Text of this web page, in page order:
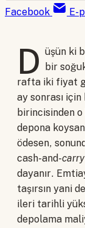
Facebook
E-
D üşün ki
bir
rafta iki fiyat
ay sonrası
birincisinden
depona
ödesen,
cash-and-carry
dayanır.
taşırsın yani
ileri tarihli
depolama